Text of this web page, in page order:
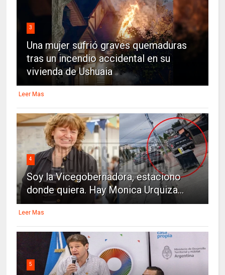
3
Una mujer sufrió graves quemaduras
tras un incendio accidental en su
vivienda de Ushuaia
Leer Mas
4
Soy la Vicegobernadora, estaciono
donde quiera. Hay Monica Urquiza...
Leer Mas
5